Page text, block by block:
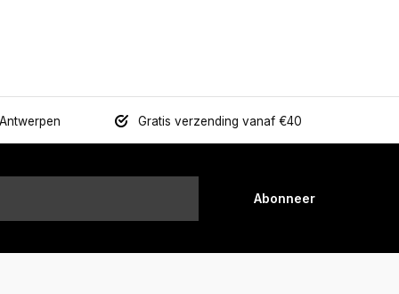
Gratis verzending vanaf €40
Abonneer